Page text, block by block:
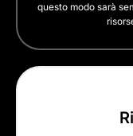
questo modo sarà